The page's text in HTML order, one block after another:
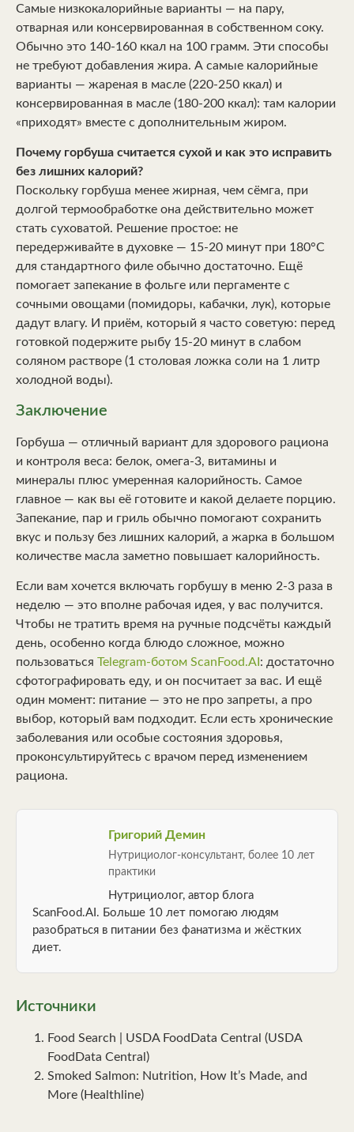
Самые низкокалорийные варианты — на пару,
отварная или консервированная в собственном соку.
Обычно это 140-160 ккал на 100 грамм. Эти способы
не требуют добавления жира. А самые калорийные
варианты — жареная в масле (220-250 ккал) и
консервированная в масле (180-200 ккал): там калории
«приходят» вместе с дополнительным жиром.
Почему горбуша считается сухой и как это исправить
без лишних калорий?
Поскольку горбуша менее жирная, чем сёмга, при
долгой термообработке она действительно может
стать суховатой. Решение простое: не
передерживайте в духовке — 15-20 минут при 180°C
для стандартного филе обычно достаточно. Ещё
помогает запекание в фольге или пергаменте с
сочными овощами (помидоры, кабачки, лук), которые
дадут влагу. И приём, который я часто советую: перед
готовкой подержите рыбу 15-20 минут в слабом
соляном растворе (1 столовая ложка соли на 1 литр
холодной воды).
Заключение
Горбуша — отличный вариант для здорового рациона
и контроля веса: белок, омега-3, витамины и
минералы плюс умеренная калорийность. Самое
главное — как вы её готовите и какой делаете порцию.
Запекание, пар и гриль обычно помогают сохранить
вкус и пользу без лишних калорий, а жарка в большом
количестве масла заметно повышает калорийность.
Если вам хочется включать горбушу в меню 2-3 раза в
неделю — это вполне рабочая идея, у вас получится.
Чтобы не тратить время на ручные подсчёты каждый
день, особенно когда блюдо сложное, можно
пользоваться Telegram-ботом ScanFood.AI : достаточно
сфотографировать еду, и он посчитает за вас. И ещё
один момент: питание — это не про запреты, а про
выбор, который вам подходит. Если есть хронические
заболевания или особые состояния здоровья,
проконсультируйтесь с врачом перед изменением
рациона.
Григорий Демин
Нутрициолог-консультант, более 10 лет
практики
Нутрициолог, автор блога
ScanFood.AI. Больше 10 лет помогаю людям
разобраться в питании без фанатизма и жёстких
диет.
Источники
Food Search | USDA FoodData Central (USDA
FoodData Central)
Smoked Salmon: Nutrition, How It’s Made, and
More (Healthline)